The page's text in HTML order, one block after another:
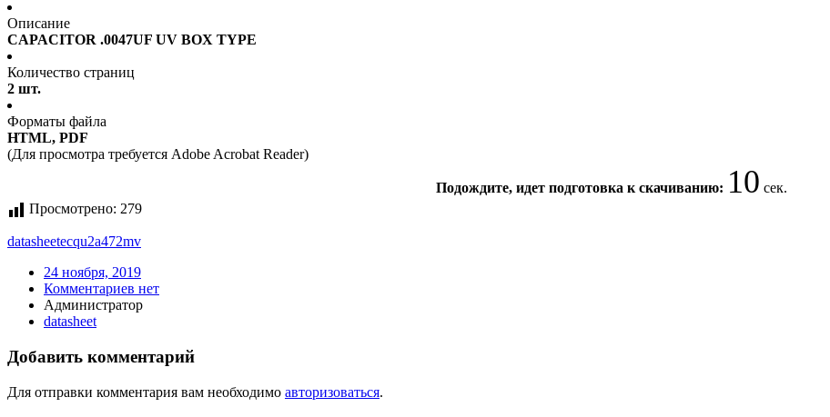
Описание
CAPACITOR .0047UF UV BOX TYPE
Количество страниц
2 шт.
Форматы файла
HTML, PDF
(Для просмотра требуется Adobe Acrobat Reader)
Подождите, идет подготовка к скачиванию: 10 сек.
Просмотрено: 279
datasheetecqu2a472mv
24 ноября, 2019
Комментариев нет
Администратор
datasheet
Добавить комментарий
Для отправки комментария вам необходимо авторизоваться.